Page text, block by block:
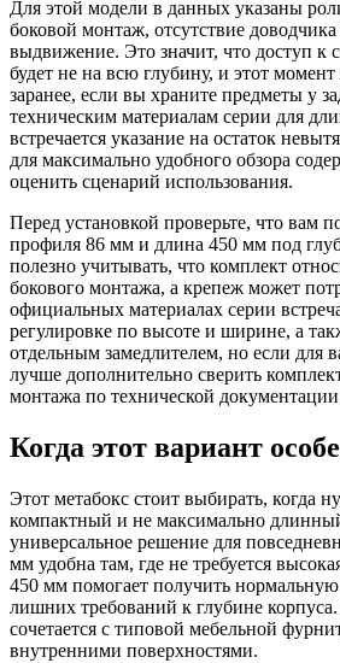
Для этой модели в данных указаны
боковой монтаж, отсутствие
выдвижение. Это значит, что доступ к
будет не на всю глубину, и этот
заранее, если вы храните предметы у
техническим материалам серии для
встречается указание на остаток
для максимально удобного обзора
оценить сценарий использования.
Перед установкой проверьте, что вам
профиля 86 мм и длина 450 мм под
полезно учитывать, что комплект
бокового монтажа, а крепеж может
официальных материалах серии
регулировке по высоте и ширине, а
отдельным замедлителем, но если для
лучше дополнительно сверить
монтажа по технической
Когда этот вариант
Этот метабокс стоит выбирать, когда
компактный и не максимально
универсальное решение для
мм удобна там, где не требуется
450 мм помогает получить нормальную
лишних требований к глубине
сочетается с типовой мебельной
внутренними поверхностями.